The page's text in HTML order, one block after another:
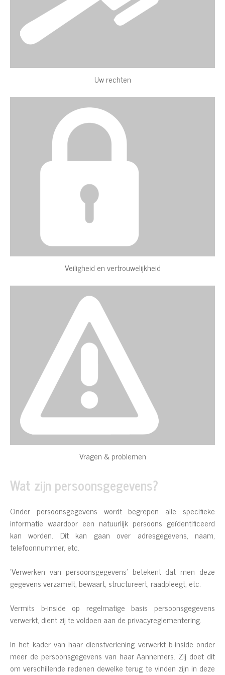
Uw rechten
Veiligheid en vertrouwelijkheid
Vragen & problemen
Wat zijn persoonsgegevens?
Onder persoonsgegevens wordt begrepen alle specifieke
informatie waardoor een natuurlijk persoons geïdentificeerd
kan worden. Dit kan gaan over adresgegevens, naam,
telefoonnummer, etc.
'Verwerken van persoonsgegevens' betekent dat men deze
gegevens verzamelt, bewaart, structureert, raadpleegt, etc.
Vermits b-inside op regelmatige basis persoonsgegevens
verwerkt, dient zij te voldoen aan de privacyreglementering.
In het kader van haar dienstverlening verwerkt b-inside onder
meer de persoonsgegevens van haar Aannemers. Zij doet dit
om verschillende redenen dewelke terug te vinden zijn in deze